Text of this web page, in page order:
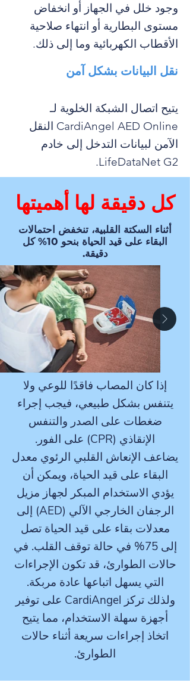
وجود خلل في الجهاز أو انخفاض
مستوى البطارية أو انتهاء صلاحية
الأقطاب الكهربائية وما إلى ذلك.
نقل البيانات بشكل آمن
يتيح اتصال الشبكة الخلوية لـ
CardiAngel AED Online النقل
الآمن لبيانات التدخل إلى خادم
LifeDataNet G2.
كل دقيقة لها أهميتها
أثناء السكتة القلبية، تنخفض احتمالات
البقاء على قيد الحياة بنحو 10% كل
دقيقة.
إذا كان المصاب فاقدًا للوعي ولا
يتنفس بشكل طبيعي، فيجب إجراء
ضغطات على الصدر والتنفس
الإنقاذي (CPR) على الفور.
يضاعف الإنعاش القلبي الرئوي معدل
البقاء على قيد الحياة، ويمكن أن
يؤدي الاستخدام المبكر لجهاز مزيل
الرجفان الخارجي الآلي (AED) إلى
معدلات بقاء على قيد الحياة تصل
إلى 75% في حالة توقف القلب. في
حالات الطوارئ، قد تكون الإجراءات
التي يسهل اتباعها عادة مربكة.
ولذلك تركز CardiAngel على توفير
أجهزة سهلة الاستخدام، مما يتيح
اتخاذ إجراءات سريعة أثناء حالات
الطوارئ.